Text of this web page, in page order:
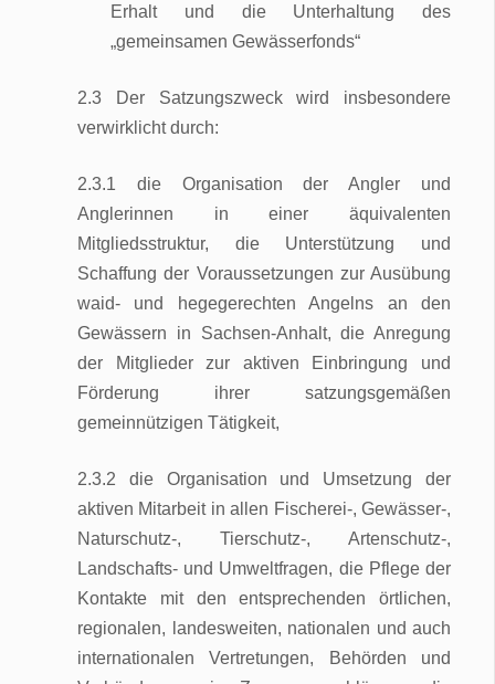
Erhalt und die Unterhaltung des
„gemeinsamen Gewässerfonds“
2.3 Der Satzungszweck wird insbesondere
verwirklicht durch:
2.3.1 die Organisation der Angler und
Anglerinnen in einer äquivalenten
Mitgliedsstruktur, die Unterstützung und
Schaffung der Voraussetzungen zur Ausübung
waid- und hegegerechten Angelns an den
Gewässern in Sachsen-Anhalt, die Anregung
der Mitglieder zur aktiven Einbringung und
Förderung ihrer satzungsgemäßen
gemeinnützigen Tätigkeit,
2.3.2 die Organisation und Umsetzung der
aktiven Mitarbeit in allen Fischerei-, Gewässer-,
Naturschutz-, Tierschutz-, Artenschutz-,
Landschafts- und Umweltfragen, die Pflege der
Kontakte mit den entsprechenden örtlichen,
regionalen, landesweiten, nationalen und auch
internationalen Vertretungen, Behörden und